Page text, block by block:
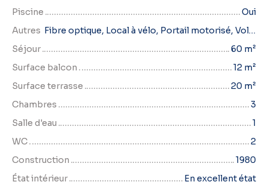
Piscine
Oui
Autres
Fibre optique, Local à vélo, Portail motorisé, Volets électriques
Séjour
60 m²
Surface balcon
12 m²
Surface terrasse
20 m²
Chambres
3
Salle d'eau
1
WC
2
Construction
1980
État intérieur
En excellent état